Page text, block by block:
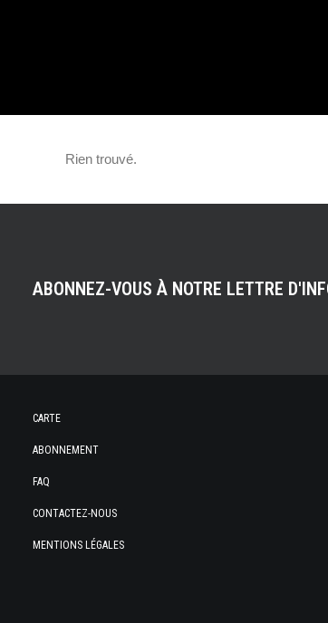
Rien trouvé.
ABONNEZ-VOUS À NOTRE LETTRE
CARTE
ABONNEMENT
FAQ
CONTACTEZ-NOUS
MENTIONS LÉGALES